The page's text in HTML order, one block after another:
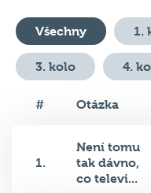
Všechny 1.
3. kolo 4.
# Otázka
1.
Není tomu
tak dávno,
co televi...